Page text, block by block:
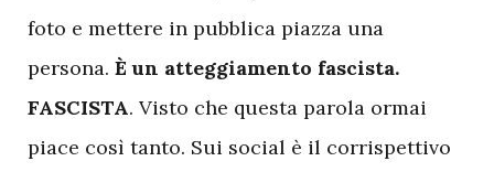
foto e mettere in pubblica piazza una
persona. È un atteggiamento fascista.
FASCISTA. Visto che questa parola ormai
piace così tanto. Sui social è il corrispettivo